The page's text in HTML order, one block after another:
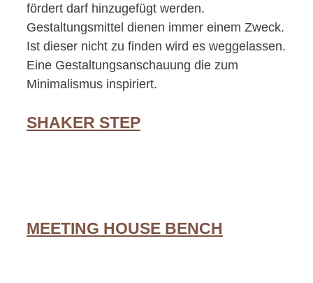
fördert darf hinzugefügt werden.
Gestaltungsmittel dienen immer einem Zweck.
Ist dieser nicht zu finden wird es weggelassen.
Eine Gestaltungsanschauung die zum
Minimalismus inspiriert.
SHAKER STEP
MEETING HOUSE BENCH